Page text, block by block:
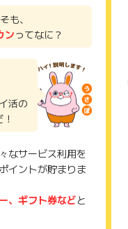
も、
ンってなに？
活の
なサービス利用を
イントが貯まりま
、ギフト券などと